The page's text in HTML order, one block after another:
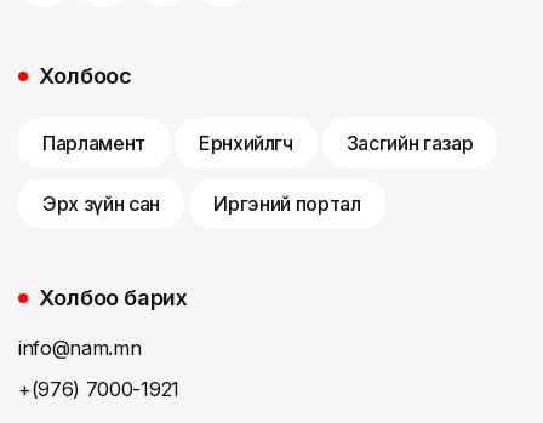
Холбоос
Парламент Ерөнхийлөгч Засгийн газар
Эрх зүйн сан Иргэний портал
Холбоо барих
info@nam.mn
+(976) 7000-1921